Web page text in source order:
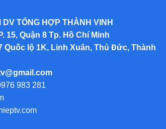
TỔNG HỢP THÀNH VINH
15, Quận 8 Tp. Hồ Chí Minh
Quốc lộ 1K, Linh Xuân, Thủ Đức, Thành
983 281